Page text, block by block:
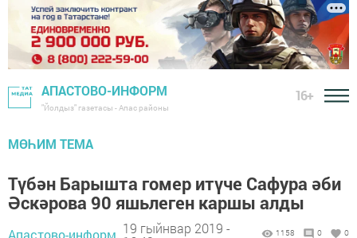
АПАСТОВО-ИНФОРМ
"Йолдыз" газетасы - Апас районы
16+
МӨҺИМ ТЕМА
Түбән Барышта гомер итүче Сафура әби
Әскәрова 90 яшьлеген каршы алды
19 гыйнвар 2019 -
1158 0 0